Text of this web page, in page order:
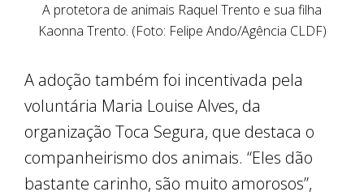
A protetora de animais Raquel Trento e sua filha
Kaonna Trento. (Foto: Felipe Ando/Agência CLDF)
A adoção também foi incentivada pela
voluntária Maria Louise Alves, da
organização Toca Segura, que destaca o
companheirismo dos animais. “Eles dão
bastante carinho, são muito amorosos”,